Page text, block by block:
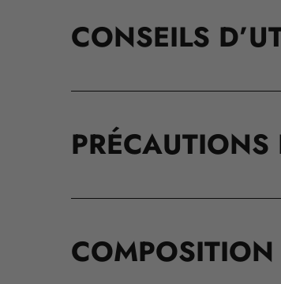
CONSEILS
PRÉCAUTIONS
COMPOSITION